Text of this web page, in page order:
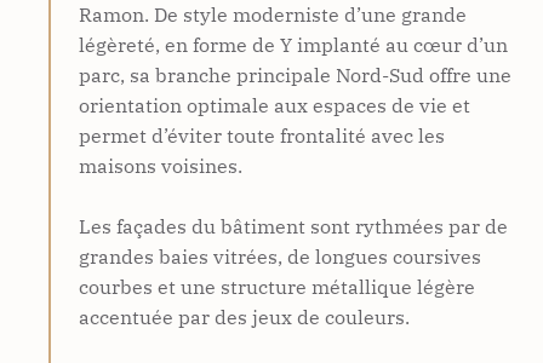
Ramon. De style moderniste d’une grande
légèreté, en forme de Y implanté au cœur d’un
parc, sa branche principale Nord-Sud offre une
orientation optimale aux espaces de vie et
permet d’éviter toute frontalité avec les
maisons voisines.
Les façades du bâtiment sont rythmées par de
grandes baies vitrées, de longues coursives
courbes et une structure métallique légère
accentuée par des jeux de couleurs.